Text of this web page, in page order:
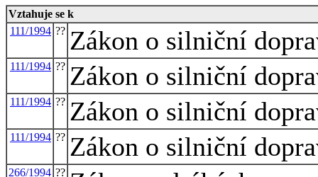
Vztahuje se k
111/1994 ?? Zákon o silniční
111/1994 ?? Zákon o silniční
111/1994 ?? Zákon o silniční
111/1994 ?? Zákon o silniční
266/1994 ??